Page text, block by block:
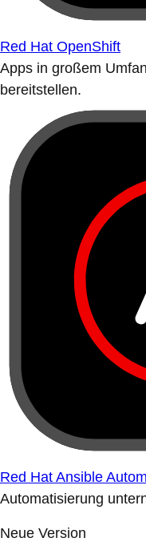
Red Hat OpenShift
Apps in großem
bereitstellen.
Red Hat Ansible
Automatisierung
Neue Version